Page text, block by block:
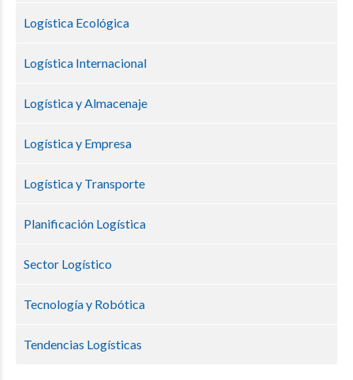
Logística Ecológica
Logística Internacional
Logística y Almacenaje
Logística y Empresa
Logística y Transporte
Planificación Logística
Sector Logístico
Tecnología y Robótica
Tendencias Logísticas